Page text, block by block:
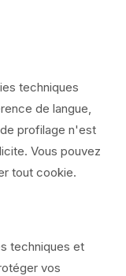
techniques
de langue,
profilage n'est
Vous pouvez
tout cookie.
techniques et
vos